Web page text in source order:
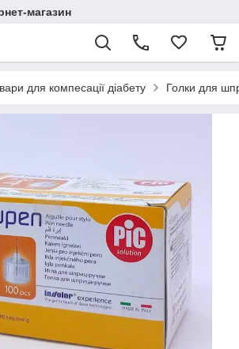
магазин
для компесації діабету Голки для